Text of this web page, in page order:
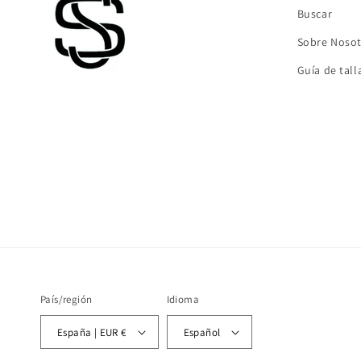
Buscar
Sobre
Guía de
País/región
España | EUR €
Idioma
Español